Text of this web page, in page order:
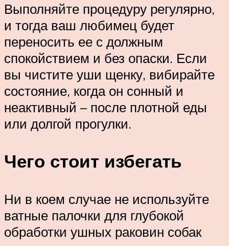
Выполняйте процедуру регулярно,
и тогда ваш любимец будет
переносить ее с должным
спокойствием и без опаски. Если
вы чистите уши щенку, вибирайте
состояние, когда он сонный и
неактивный – после плотной еды
или долгой прогулки.
Чего стоит избегать
Ни в коем случае не используйте
ватные палочки для глубокой
обработки ушных раковин собак